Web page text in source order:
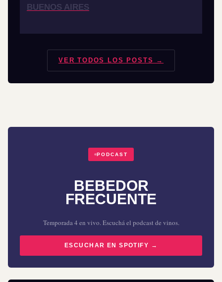
BUENOS AIRES
VER TODOS LOS POSTS →
PODCAST
BEBEDOR
FRECUENTE
Temporada 4 en vivo. Escuchá el podcast de vinos.
ESCUCHAR EN SPOTIFY →